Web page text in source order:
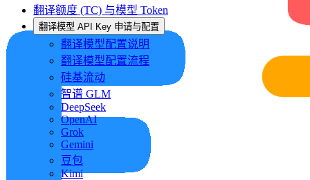
翻译额度 (TC) 与模型 Token
翻译模型 API Key 申请与配置
翻译模型配置说明
翻译模型配置流程
硅基流动
智谱 GLM
DeepSeek
OpenAI
Grok
Gemini
豆包
Kimi